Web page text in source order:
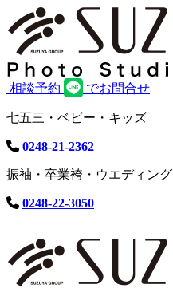
相談予約 でお問合せ
七五三・ベビー・キッズ
0248-21-2362
振袖・卒業袴・ウエディング
0248-22-3050